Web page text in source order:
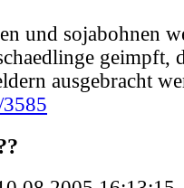
und sojabohnen
geimpft,
ausgebracht